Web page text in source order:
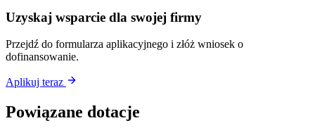
Uzyskaj wsparcie dla swojej firmy
Przejdź do formularza aplikacyjnego i złóż wniosek o
dofinansowanie.
Aplikuj teraz
Powiązane dotacje